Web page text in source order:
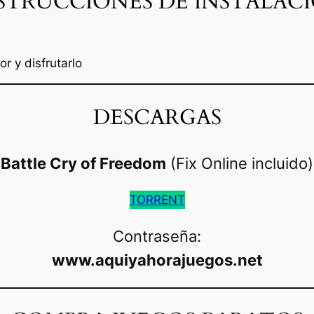
y disfrutarlo
DESCARGAS
Battle Cry of Freedom (Fix Online incluido)
TORRENT
Contraseña:
www.aquiyahorajuegos.net